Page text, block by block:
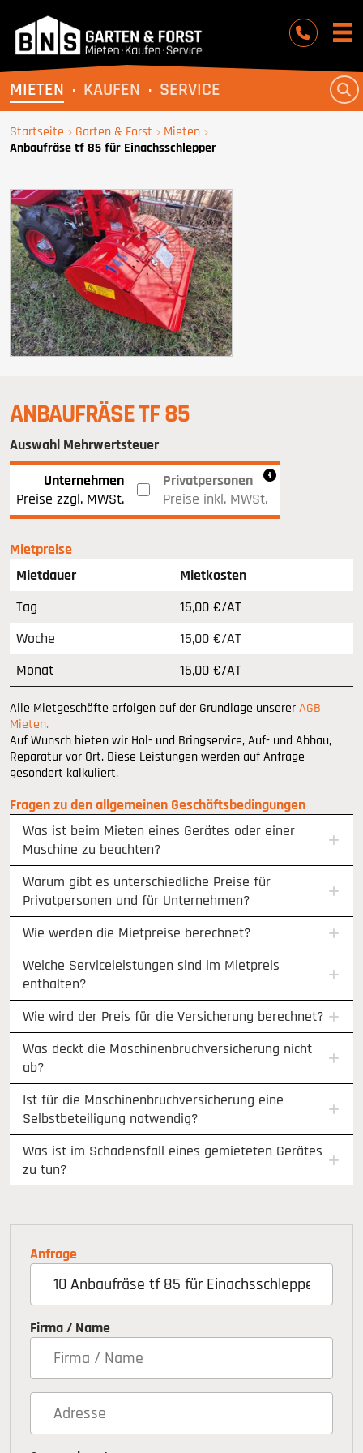
MIETEN KAUFEN SERVICE
Startseite Garten & Forst
Mieten
Anbaufräse tf 85 für Einachsschlepper
ANBAUFRÄSE TF 85
Auswahl Mehrwertsteuer
Unternehmen
Preise zzgl. MWSt.
Privatpersonen
Preise inkl. MWSt.
Mietpreise
Mietdauer
Mietkosten
Tag
15,00 €/AT
Woche
15,00 €/AT
Monat
15,00 €/AT
Alle Mietgeschäfte erfolgen auf der Grundlage unserer AGB
Mieten.
Auf Wunsch bieten wir Hol- und Bringservice, Auf- und Abbau,
Reparatur vor Ort. Diese Leistungen werden auf Anfrage
gesondert kalkuliert.
Fragen zu den allgemeinen Geschäftsbedingungen
Was ist beim Mieten eines Gerätes oder einer
Maschine zu beachten?
Warum gibt es unterschiedliche Preise für
Privatpersonen und für Unternehmen?
Wie werden die Mietpreise berechnet?
Welche Serviceleistungen sind im Mietpreis
enthalten?
Wie wird der Preis für die Versicherung berechnet?
Was deckt die Maschinenbruchversicherung nicht
ab?
Ist für die Maschinenbruchversicherung eine
Selbstbeteiligung notwendig?
Was ist im Schadensfall eines gemieteten Gerätes
zu tun?
Anfrage
Firma / Name